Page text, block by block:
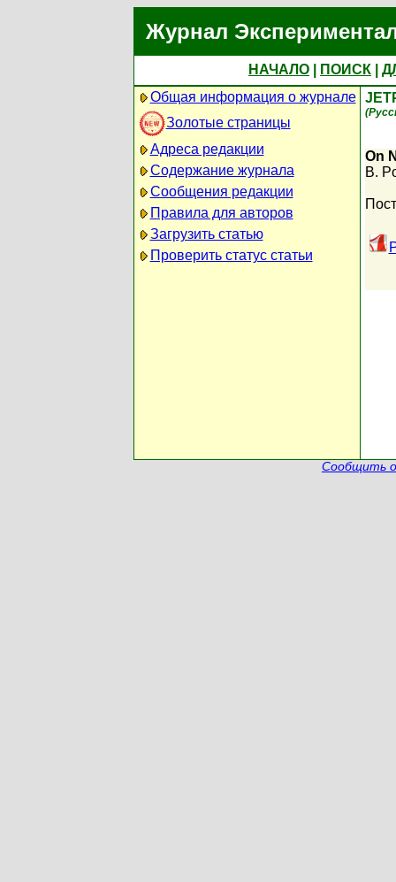
Журнал
НАЧАЛО ПОИСК
Общая информация о журнале
Золотые страницы
Адреса редакции
Содержание журнала
Сообщения редакции
Правила для авторов
Загрузить статью
Проверить статус статьи
On
B.
Сообщить о